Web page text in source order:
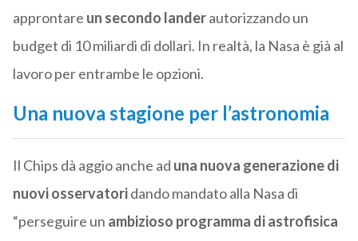
approntare un secondo landerautorizzando un
budget di 10 miliardi di dollari. In realtà, la Nasa è già al
lavoro per entrambe le opzioni.
Una nuova stagione per l’astronomia
Il Chips dà aggio anche ad una nuova generazione di
nuovi osservatoridando mandato alla Nasa di
“perseguire un ambizioso programma di astrofisica